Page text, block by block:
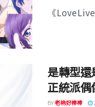
《
是轉型
正統派
BY老衲好棒棒